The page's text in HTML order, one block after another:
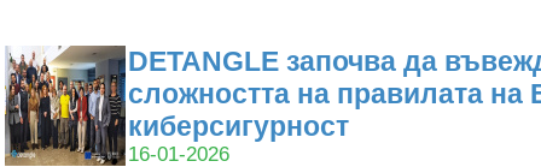
DETANGLE започва да
сложността на правилата на
киберсигурност
16-01-2026